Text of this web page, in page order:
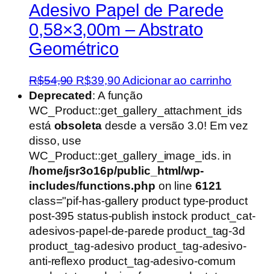
Adesivo Papel de Parede
0,58×3,00m – Abstrato
Geométrico
R$54,90 O
preço
original
era:
R$54,90.
R$39,90O
preço
atual
é:
Adicionar ao carrinho
Deprecated: A função
WC_Product::get_gallery_attachment_ids
está obsoletadesde a versão 3.0! Em vez
disso, use
WC_Product::get_gallery_image_ids. in
/home/jsr3o16p/public_html/wp-
includes/functions.php on line 6121
class="pif-has-gallery product type-product
post-395 status-publish instock product_cat-
adesivos-papel-de-parede product_tag-3d
product_tag-adesivo product_tag-adesivo-
anti-reflexo product_tag-adesivo-comum